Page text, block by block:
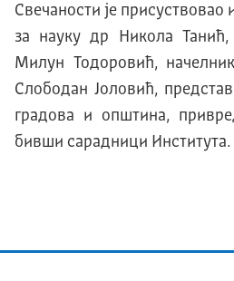
Свечаности је
за науку др Никола Танић,
Милун Тодоровић,
Слободан Јоловић,
градова и општина,
бивши сарадници Института.